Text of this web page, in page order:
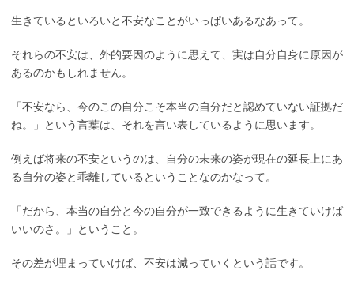
生きているといろいと不安なことがいっぱいあるなあって。
それらの不安は、外的要因のように思えて、実は自分自身に原因が
あるのかもしれません。
「不安なら、今のこの自分こそ本当の自分だと認めていない証拠だ
ね。」という言葉は、それを言い表しているように思います。
例えば将来の不安というのは、自分の未来の姿が現在の延長上にあ
る自分の姿と乖離しているということなのかなって。
「だから、本当の自分と今の自分が一致できるように生きていけば
いいのさ。」ということ。
その差が埋まっていけば、不安は減っていくという話です。